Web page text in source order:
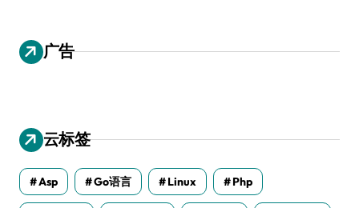
广告
云标签
Asp Go语言 Linux Php